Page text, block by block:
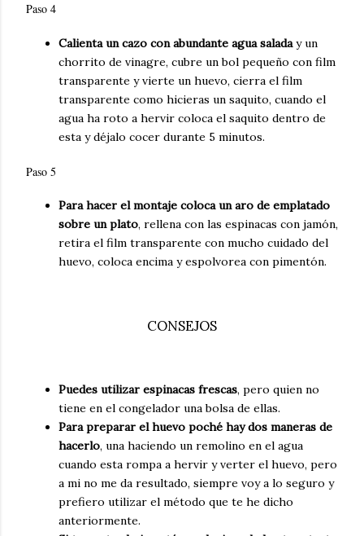
Paso 4
Calienta un cazo con abundante agua saladay un
chorrito de vinagre, cubre un bol pequeño con film
transparente y vierte un huevo, cierra el film
transparente como hicieras un saquito, cuando el
agua ha roto a hervir coloca el saquito dentro de
esta y déjalo cocer durante 5 minutos.
Paso 5
Para hacer el montaje coloca un aro de emplatado
sobre un plato, rellena con las espinacas con jamón,
retira el film transparente con mucho cuidado del
huevo, coloca encima y espolvorea con pimentón.
CONSEJOS
Puedes utilizar espinacas frescas, pero quien no
tiene en el congelador una bolsa de ellas.
Para preparar el huevo poché hay dos maneras de
hacerlo, una haciendo un remolino en el agua
cuando esta rompa a hervir y verter el huevo, pero
a mi no me da resultado, siempre voy a lo seguro y
prefiero utilizar el método que te he dicho
anteriormente.